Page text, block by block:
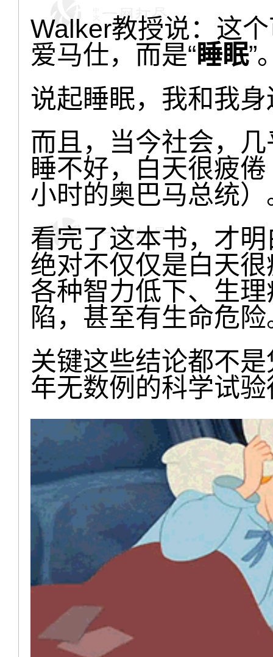
Walker教授说：这
爱马仕，而是“睡眠”
说起睡眠，我和我
而且，当今社会，
睡不好，白天很疲
小时的奥巴马总统）
看完了这本书，才
绝对不仅仅是白天
各种智力低下、生
陷，甚至有生命危险
关键这些结论都不
年无数例的科学试